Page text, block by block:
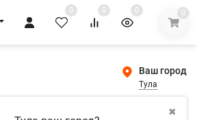
0 0 0 0
Ваш город
Тула
✖